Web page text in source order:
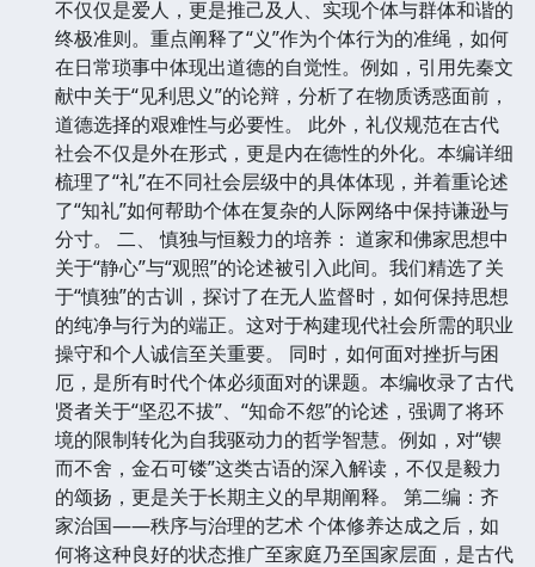
不仅仅是爱人，更是推己及人、实现个体与群体和谐的
终极准则。重点阐释了“义”作为个体行为的准绳，如何
在日常琐事中体现出道德的自觉性。例如，引用先秦文
献中关于“见利思义”的论辩，分析了在物质诱惑面前，
道德选择的艰难性与必要性。 此外，礼仪规范在古代
社会不仅是外在形式，更是内在德性的外化。本编详细
梳理了“礼”在不同社会层级中的具体体现，并着重论述
了“知礼”如何帮助个体在复杂的人际网络中保持谦逊与
分寸。 二、 慎独与恒毅力的培养： 道家和佛家思想中
关于“静心”与“观照”的论述被引入此间。我们精选了关
于“慎独”的古训，探讨了在无人监督时，如何保持思想
的纯净与行为的端正。这对于构建现代社会所需的职业
操守和个人诚信至关重要。 同时，如何面对挫折与困
厄，是所有时代个体必须面对的课题。本编收录了古代
贤者关于“坚忍不拔”、“知命不怨”的论述，强调了将环
境的限制转化为自我驱动力的哲学智慧。例如，对“锲
而不舍，金石可镂”这类古语的深入解读，不仅是毅力
的颂扬，更是关于长期主义的早期阐释。 第二编：齐
家治国——秩序与治理的艺术 个体修养达成之后，如
何将这种良好的状态推广至家庭乃至国家层面，是古代